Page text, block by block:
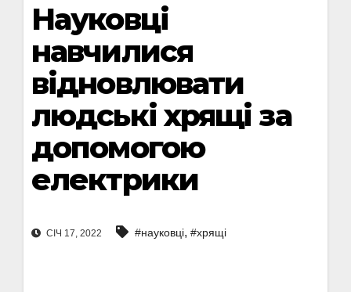
Науковці
навчилися
відновлювати
людські хрящі за
допомогою
електрики
СІЧ 17, 2022 #науковці, #хрящі